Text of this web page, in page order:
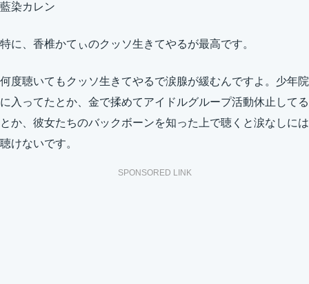
藍染カレン
特に、香椎かてぃのクッソ生きてやるが最高です。
何度聴いてもクッソ生きてやるで涙腺が緩むんですよ。少年院
に入ってたとか、金で揉めてアイドルグループ活動休止してる
とか、彼女たちのバックボーンを知った上で聴くと涙なしには
聴けないです。
SPONSORED LINK